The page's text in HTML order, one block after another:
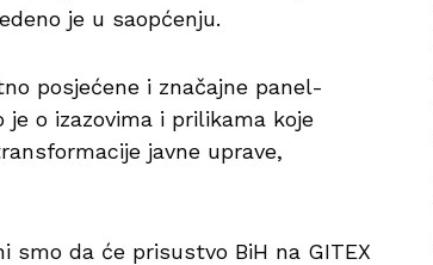
je u saopćenju.
posjećene i značajne panel-
je o izazovima i prilikama koje
javne uprave,
smo da će prisustvo BiH na GITEX